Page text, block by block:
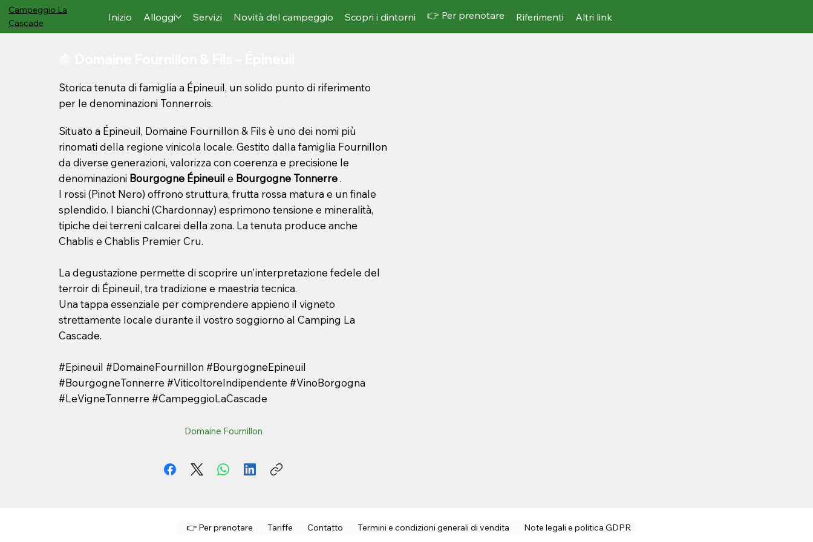
Campeggio La
Cascade
Inizio Alloggi Servizi Novità del campeggio Scopri i dintorni 👉 Per prenotare Riferimenti Altri link
Storica tenuta di famiglia a Épineuil, un solido punto di riferimento
per le denominazioni Tonnerrois.
Situato a Épineuil, Domaine Fournillon & Fils è uno dei nomi più
rinomati della regione vinicola locale. Gestito dalla famiglia Fournillon
da diverse generazioni, valorizza con coerenza e precisione le
denominazioni Bourgogne Épineuil e Bourgogne Tonnerre.
I rossi (Pinot Nero) offrono struttura, frutta rossa matura e un finale
splendido. I bianchi (Chardonnay) esprimono tensione e mineralità,
tipiche dei terreni calcarei della zona. La tenuta produce anche
Chablis e Chablis Premier Cru.
La degustazione permette di scoprire un'interpretazione fedele del
terroir di Épineuil, tra tradizione e maestria tecnica.
Una tappa essenziale per comprendere appieno il vigneto
strettamente locale durante il vostro soggiorno al Camping La
Cascade.
#Epineuil #DomaineFournillon #BourgogneEpineuil
#BourgogneTonnerre #ViticoltoreIndipendente #VinoBorgogna
#LeVigneTonnerre #CampeggioLaCascade
Domaine Fournillon
👉 Per prenotare Tariffe Contatto Termini e condizioni generali di vendita Note legali e politica GDPR